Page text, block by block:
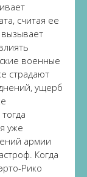
считая ее
военные
страдают
ущерб
уже
армии
Когда
Рико